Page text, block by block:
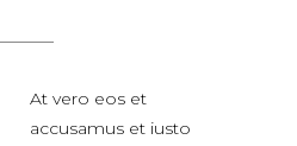
At vero eos et
accusamus et iusto